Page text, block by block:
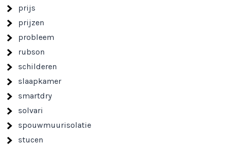
prijs
prijzen
probleem
rubson
schilderen
slaapkamer
smartdry
solvari
spouwmuurisolatie
stucen